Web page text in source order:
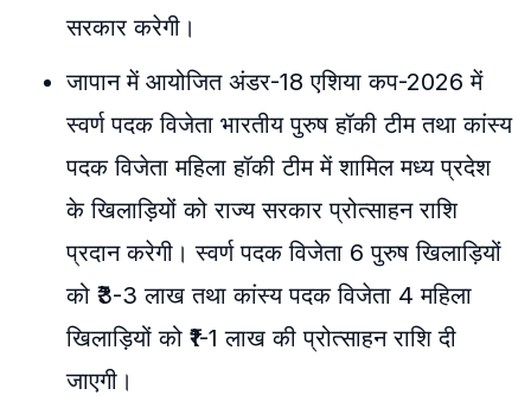
सरकार करेगी।
जापान में आयोजित अंडर-18 एशिया कप-2026 में
स्वर्ण पदक विजेता भारतीय पुरुष हॉकी टीम तथा कांस्य
पदक विजेता महिला हॉकी टीम में शामिल मध्य प्रदेश
के खिलाड़ियों को राज्य सरकार प्रोत्साहन राशि
प्रदान करेगी। स्वर्ण पदक विजेता 6 पुरुष खिलाड़ियों
को ₹3-3 लाख तथा कांस्य पदक विजेता 4 महिला
खिलाड़ियों को ₹1-1 लाख की प्रोत्साहन राशि दी
जाएगी।